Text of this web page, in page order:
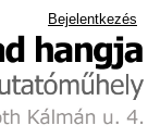
Péter
Bejelentkezés